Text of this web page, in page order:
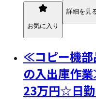
お気に入り
詳細を見
≪コピー機部
の入出庫作
23万円☆日勤